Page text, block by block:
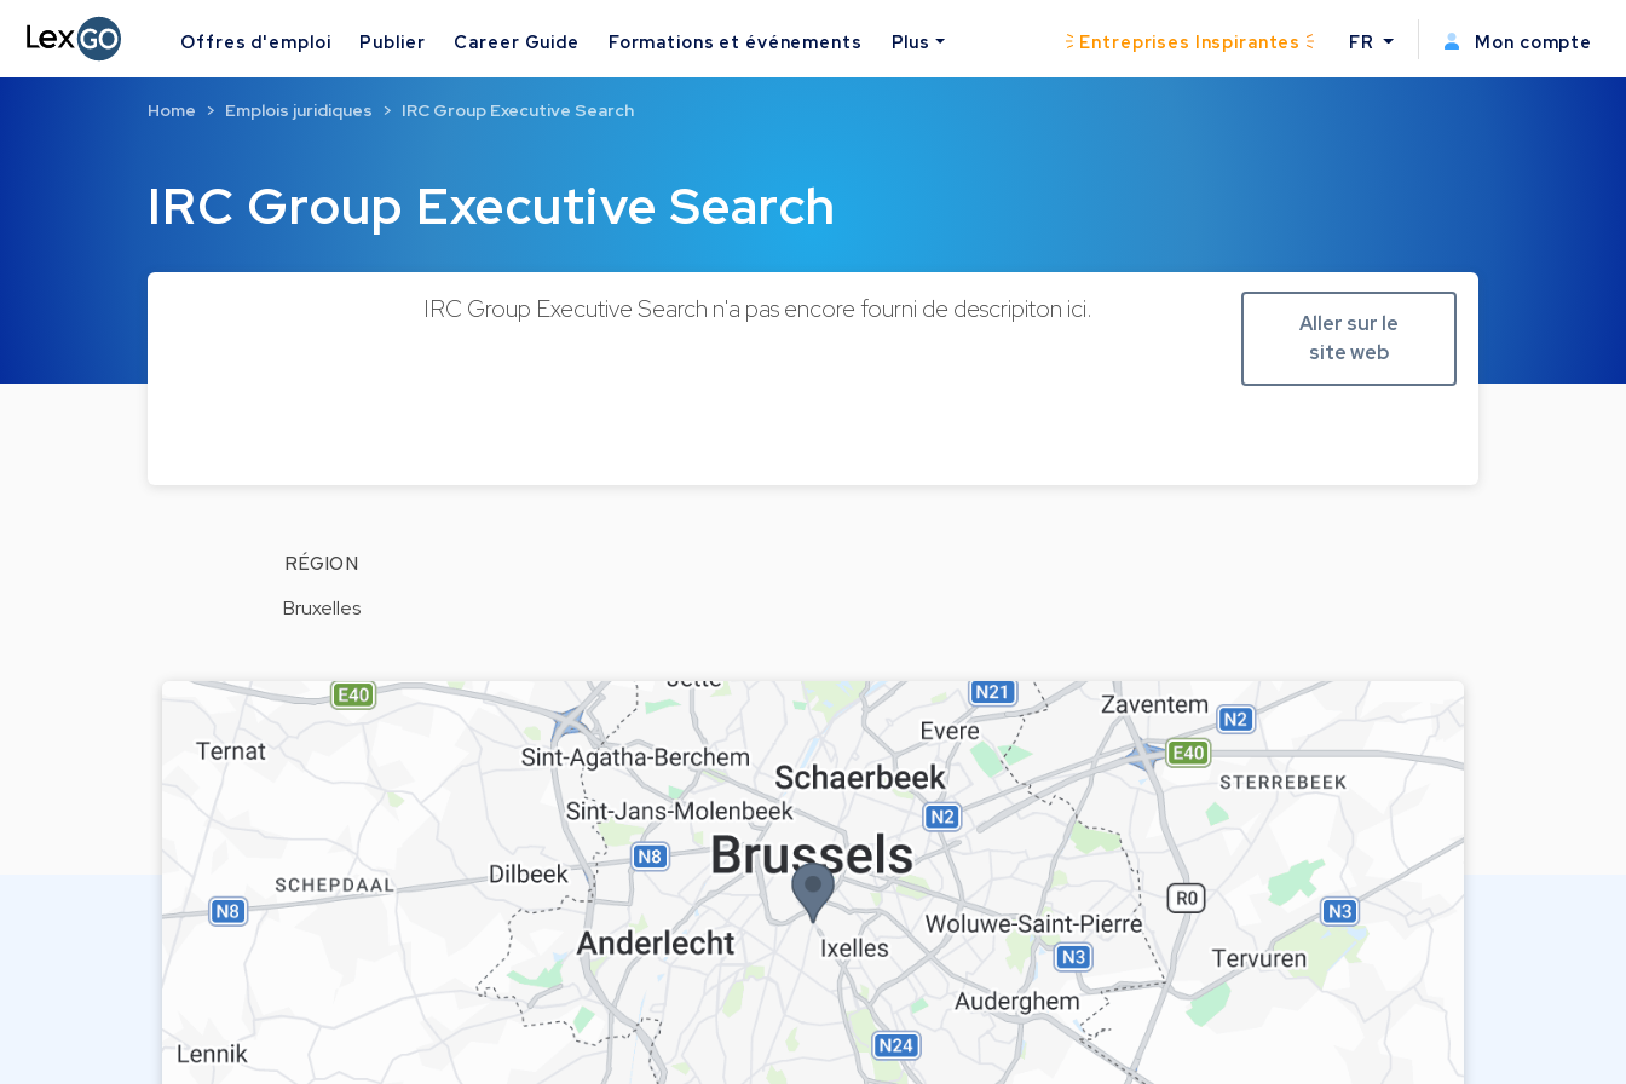
Offres d'emploi Publier Career Guide Formations et événements Plus Entreprises Inspirantes FR Mon compte
IRC Group Executive Search
Home Emplois juridiques IRC Group Executive Search
IRC Group Executive Search n'a pas encore fourni de descripiton ici.
Aller sur le
site web
RÉGION
Bruxelles